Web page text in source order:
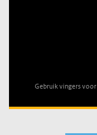
Gebruik vingers